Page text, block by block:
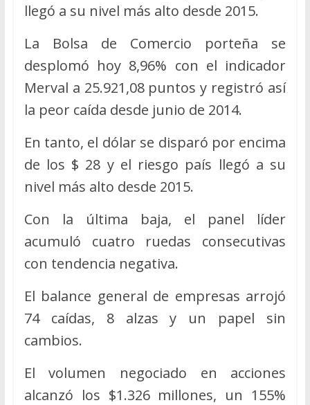
llegó a su nivel más alto desde 2015.
La Bolsa de Comercio porteña se
desplomó hoy 8,96% con el indicador
Merval a 25.921,08 puntos y registró así
la peor caída desde junio de 2014.
En tanto, el dólar se disparó por encima
de los $ 28 y el riesgo país llegó a su
nivel más alto desde 2015.
Con la última baja, el panel líder
acumuló cuatro ruedas consecutivas
con tendencia negativa.
El balance general de empresas arrojó
74 caídas, 8 alzas y un papel sin
cambios.
El volumen negociado en acciones
alcanzó los $1.326 millones, un 155%